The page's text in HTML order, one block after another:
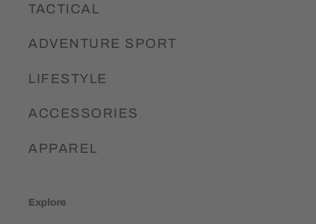
TACTICAL
ADVENTURE SPORT
LIFESTYLE
ACCESSORIES
APPAREL
Explore